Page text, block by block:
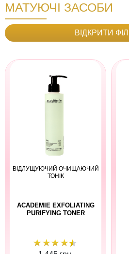
МАТУЮЧІ ЗАСОБИ
ВІДКРИТИ
ВІДЛУЩУЮЧИЙ ОЧИЩАЮЧИЙ
ТОНІК
ACADEMIE EXFOLIATING
PURIFYING TONER